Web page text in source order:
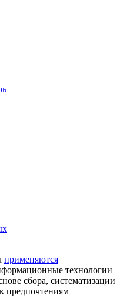
применяются
технологии
сбора, систематизации
предпочтениям